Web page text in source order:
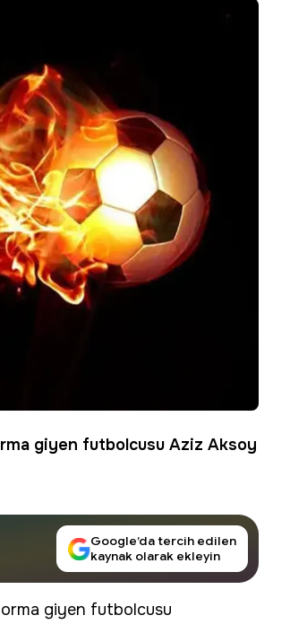
giyen futbolcusu Aziz Aksoy
Google’da tercih edilen
kaynak olarak ekleyin
giyen futbolcusu